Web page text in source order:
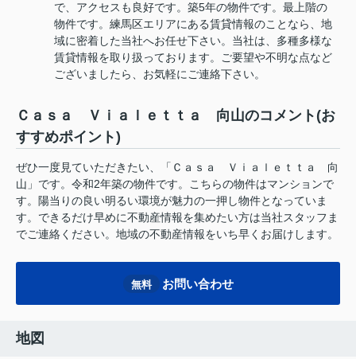
で、アクセスも良好です。築5年の物件です。最上階の
物件です。練馬区エリアにある賃貸情報のことなら、地
域に密着した当社へお任せ下さい。当社は、多種多様な
賃貸情報を取り扱っております。ご要望や不明な点など
ございましたら、お気軽にご連絡下さい。
Ｃａｓａ Ｖｉａｌｅｔｔａ 向山のコメント(お
すすめポイント)
ぜひ一度見ていただきたい、「Ｃａｓａ Ｖｉａｌｅｔｔａ 向
山」です。令和2年築の物件です。こちらの物件はマンションで
す。陽当りの良い明るい環境が魅力の一押し物件となっていま
す。できるだけ早めに不動産情報を集めたい方は当社スタッフま
でご連絡ください。地域の不動産情報をいち早くお届けします。
無料 お問い合わせ
地図